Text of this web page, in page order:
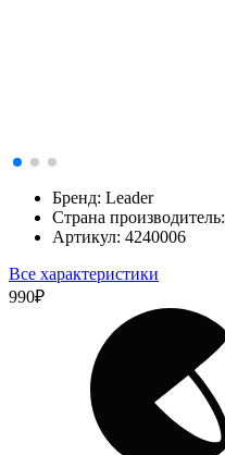
Бренд: Leader
Страна производитель:
Артикул: 4240006
Все характеристики
990₽